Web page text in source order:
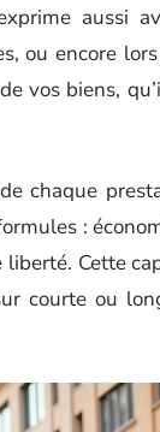
aussi
ou encore
vos biens,
chaque
:
Cette
courte ou